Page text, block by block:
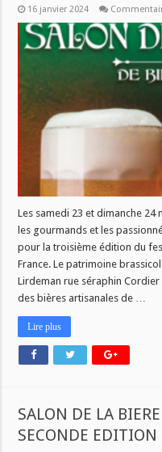
16 janvier 2024
Les samedi 23 et dimanche 24
les gourmands et les
pour la troisième édition du
France. Le patrimoine
Lirdeman rue séraphin
des bières artisanales de …
Lire plus
SALON DE LA
SECONDE EDITION